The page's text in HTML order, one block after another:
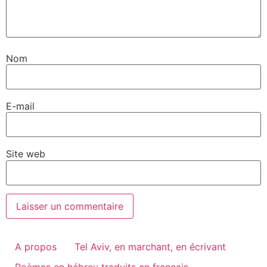
Nom
E-mail
Site web
A propos
Tel Aviv, en marchant, en écrivant